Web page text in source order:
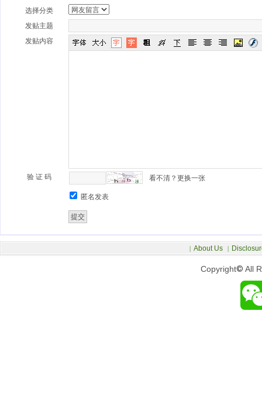
选择分类
发贴主题
发贴内容
验 证 码 看不清？更换一张
匿名发表
Copyright© All
| About Us |